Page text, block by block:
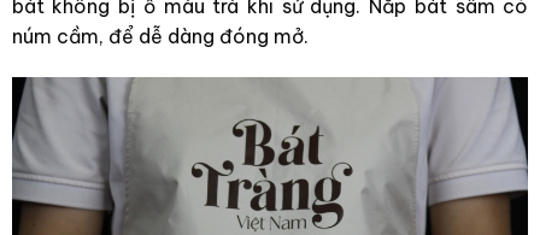
bát không bị ố màu trà khi sử dụng. Nắp bát sâm có
núm cầm, để dễ dàng đóng mở.